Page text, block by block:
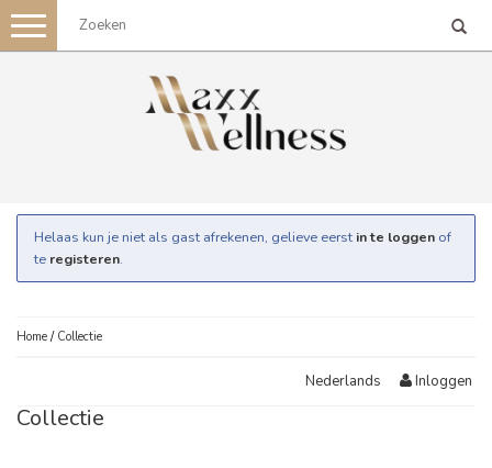
Toggle
navigation
Helaas kun je niet als gast afrekenen, gelieve eerst in te loggen of
te registeren.
Home / Collectie
Nederlands Inloggen
Collectie